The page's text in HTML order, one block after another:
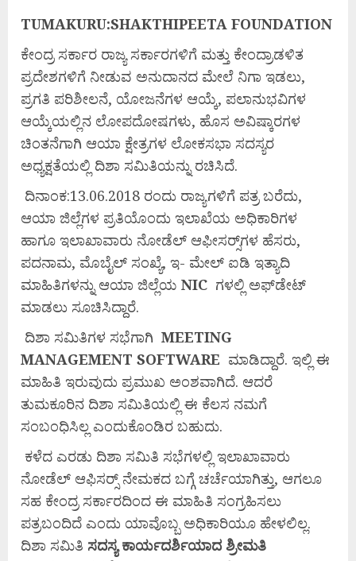
TUMAKURU:SHAKTHIPEETA FOUNDATION
ಕೇಂದ್ರ ಸರ್ಕಾರ ರಾಜ್ಯ ಸರ್ಕಾರಗಳಿಗೆ ಮತ್ತು ಕೇಂದ್ರಾಡಳಿತ
ಪ್ರದೇಶಗಳಿಗೆ ನೀಡುವ ಅನುದಾನದ ಮೇಲೆ ನಿಗಾ ಇಡಲು,
ಪ್ರಗತಿ ಪರಿಶೀಲನೆ, ಯೋಜನೆಗಳ ಆಯ್ಕೆ, ಪಲಾನುಭವಿಗಳ
ಆಯ್ಕೆಯಲ್ಲಿನ ಲೋಪದೋಷಗಳು, ಹೊಸ ಅವಿಷ್ಕಾರಗಳ
ಚಿಂತನೆಗಾಗಿ ಆಯಾ ಕ್ಷೇತ್ರಗಳ ಲೋಕಸಭಾ ಸದಸ್ಯರ
ಅಧ್ಯಕ್ಷತೆಯಲ್ಲಿ ದಿಶಾ ಸಮಿತಿಯನ್ನು ರಚಿಸಿದೆ.
ದಿನಾಂಕ:13.06.2018 ರಂದು ರಾಜ್ಯಗಳಿಗೆ ಪತ್ರ ಬರೆದು,
ಆಯಾ ಜಿಲ್ಲೆಗಳ ಪ್ರತಿಯೊಂದು ಇಲಾಖೆಯ ಅಧಿಕಾರಿಗಳ
ಹಾಗೂ ಇಲಾಖಾವಾರು ನೋಡೆಲ್ ಆಫೀಸರ್‍ಸ್‌ಗಳ ಹೆಸರು,
ಪದನಾಮ, ಮೊಬೈಲ್ ಸಂಖ್ಯೆ, ಇ- ಮೇಲ್ ಐಡಿ ಇತ್ಯಾದಿ
ಮಾಹಿತಿಗಳನ್ನು ಆಯಾ ಜಿಲ್ಲೆಯ NIC ಗಳಲ್ಲಿ ಅಫ್‌ಡೇಟ್
ಮಾಡಲು ಸೂಚಿಸಿದ್ದಾರೆ.
ದಿಶಾ ಸಮಿತಿಗಳ ಸಭೆಗಾಗಿ MEETING
MANAGEMENT SOFTWARE ಮಾಡಿದ್ದಾರೆ. ಇಲ್ಲಿ ಈ
ಮಾಹಿತಿ ಇರುವುದು ಪ್ರಮುಖ ಅಂಶವಾಗಿದೆ. ಆದರೆ
ತುಮಕೂರಿನ ದಿಶಾ ಸಮಿತಿಯಲ್ಲಿ ಈ ಕೆಲಸ ನಮಗೆ
ಸಂಬಂಧಿಸಿಲ್ಲ ಎಂದುಕೊಂಡಿರ ಬಹುದು.
ಕಳೆದ ಎರಡು ದಿಶಾ ಸಮಿತಿ ಸಭೆಗಳಲ್ಲಿ ಇಲಾಖಾವಾರು
ನೋಡೆಲ್ ಆಫಿಸರ್‍ಸ್ ನೇಮಕದ ಬಗ್ಗೆ ಚರ್ಚೆಯಾಗಿತ್ತು, ಆಗಲೂ
ಸಹ ಕೇಂದ್ರ ಸರ್ಕಾರದಿಂದ ಈ ಮಾಹಿತಿ ಸಂಗ್ರಹಿಸಲು
ಪತ್ರಬಂದಿದೆ ಎಂದು ಯಾವೊಬ್ಬ ಅಧಿಕಾರಿಯೂ ಹೇಳಲಿಲ್ಲ.
ದಿಶಾ ಸಮಿತಿ ಸದಸ್ಯಕಾರ್ಯದರ್ಶಿಯಾದಶ್ರೀಮತಿ